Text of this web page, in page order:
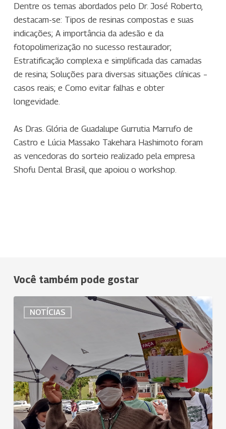
Dentre os temas abordados pelo Dr. José Roberto,
destacam-se: Tipos de resinas compostas e suas
indicações; A importância da adesão e da
fotopolimerização no sucesso restaurador;
Estratificação complexa e simplificada das camadas
de resina; Soluções para diversas situações clínicas –
casos reais; e Como evitar falhas e obter
longevidade.
As Dras. Glória de Guadalupe Gurrutia Marrufo de
Castro e Lúcia Massako Takehara Hashimoto foram
as vencedoras do sorteio realizado pela empresa
Shofu Dental Brasil, que apoiou o workshop.
Você também pode gostar
NOTÍCIAS
Brasil
realiza
ação
conjunto
com
Federação
SC